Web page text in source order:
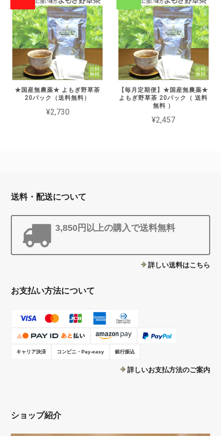
★国産無農薬★ よもぎ野草茶
20パック（送料無料）
¥2,730
【毎月定期便】★国産無農薬★
よもぎ野草茶 20パック（ 送料
無料 ）
¥2,457
送料・配送について
3,850円以上の購入で送料無料
詳しい送料はこちら
お支払い方法について
キャリア決済 コンビニ・Pay-easy 銀行振込
詳しいお支払方法のご案内
ショップ紹介